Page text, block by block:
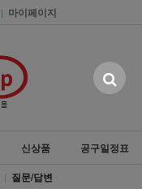
| 마이페이지
신상품
공구일정표
| 질문/답변